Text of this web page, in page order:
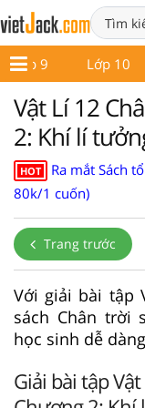
Lớp 9 Lớp 10
Vật Lí 12
2: Khí lí
HOT
Ra mắt Sách
80k/1 cuốn)
Trang trước
Với giải bài tập
sách Chân trời
học sinh dễ
Giải bài tập